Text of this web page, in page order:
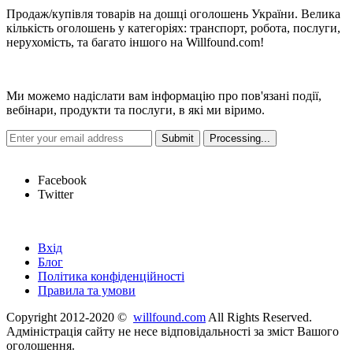
Продаж/купівля товарів на дошці оголошень України. Велика
кількість оголошень у категоріях: транспорт, робота, послуги,
нерухомість, та багато іншого на Willfound.com!
Ми можемо надіслати вам інформацію про пов'язані події,
вебінари, продукти та послуги, в які ми віримо.
Facebook
Twitter
Вхід
Блог
Політика конфіденційності
Правила та умови
Copyright 2012-2020 © willfound.com All Rights Reserved.
Адміністрація сайту не несе відповідальності за зміст Вашого
оголошення.